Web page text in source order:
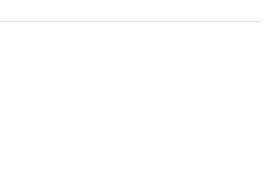
телефонния си номер,
условия